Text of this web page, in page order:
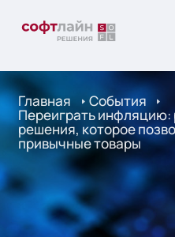
Главная События
Переиграть инфляцию:
решения, которое
привычные товары